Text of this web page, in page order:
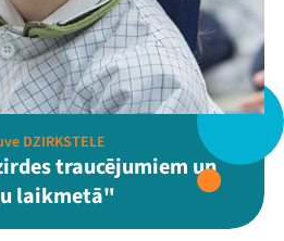
X Instagram
Flick TikTok
DZIRKSTELE
traucējumiem un
laikmetā"